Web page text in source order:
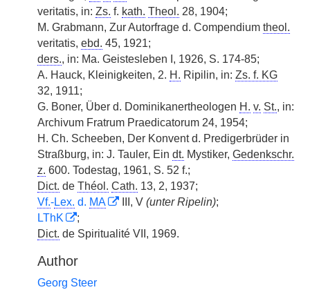
veritatis, in: Zs. f. kath. Theol. 28, 1904;
M. Grabmann, Zur Autorfrage d. Compendium theol.
veritatis, ebd. 45, 1921;
ders., in: Ma. Geistesleben I, 1926, S. 174-85;
A. Hauck, Kleinigkeiten, 2. H. Ripilin, in: Zs. f. KG
32, 1911;
G. Boner, Über d. Dominikanertheologen H. v. St., in:
Archivum Fratrum Praedicatorum 24, 1954;
H. Ch. Scheeben, Der Konvent d. Predigerbrüder in
Straßburg, in: J. Tauler, Ein dt. Mystiker, Gedenkschr.
z. 600. Todestag, 1961, S. 52 f.;
Dict. de Théol. Cath. 13, 2, 1937;
Vf.-Lex. d. MA III, V (unter Ripelin);
LThK
;
Dict. de Spiritualité VII, 1969.
Author
Georg Steer